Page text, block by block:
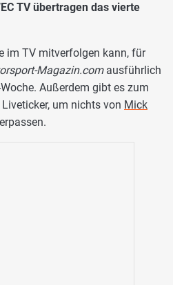
TV übertragen das vierte
im TV mitverfolgen kann, für
Magazin.com ausführlich
Außerdem gibt es zum
um nichts von Mick